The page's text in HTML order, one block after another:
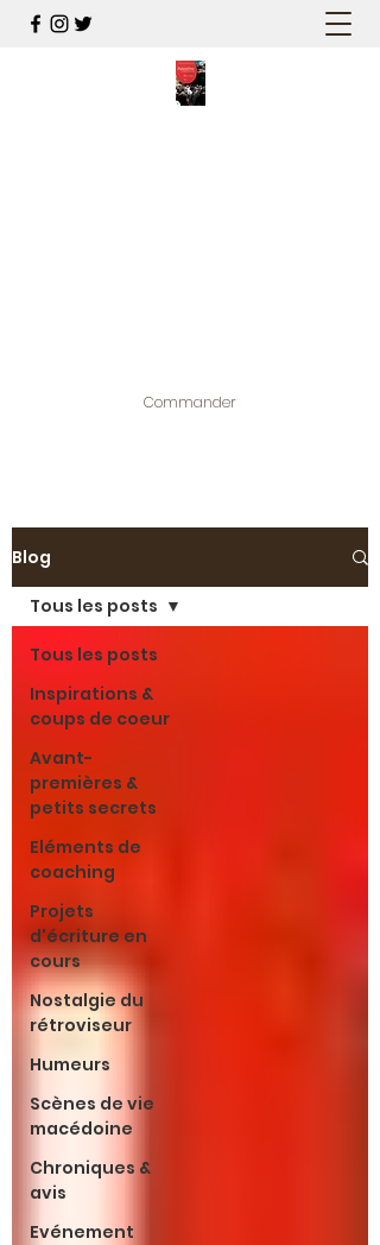
Commander
Blog
Tous les posts
Inspirations &
coups de coeur
Avant-
premières &
petits secrets
Eléments de
coaching
Projets
d'écriture en
cours
Nostalgie du
rétroviseur
Humeurs
Scènes de vie
macédoine
Chroniques &
avis
Evénement
Tous les posts